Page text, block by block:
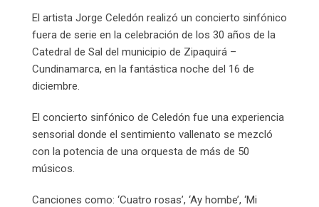
El artista Jorge Celedón realizó un concierto sinfónico
fuera de serie en la celebración de los 30 años de la
Catedral de Sal del municipio de Zipaquirá –
Cundinamarca, en la fantástica noche del 16 de
diciembre.
El concierto sinfónico de Celedón fue una experiencia
sensorial donde el sentimiento vallenato se mezcló
con la potencia de una orquesta de más de 50
músicos.
Canciones como: ‘Cuatro rosas’, ‘Ay hombe’, ‘Mi